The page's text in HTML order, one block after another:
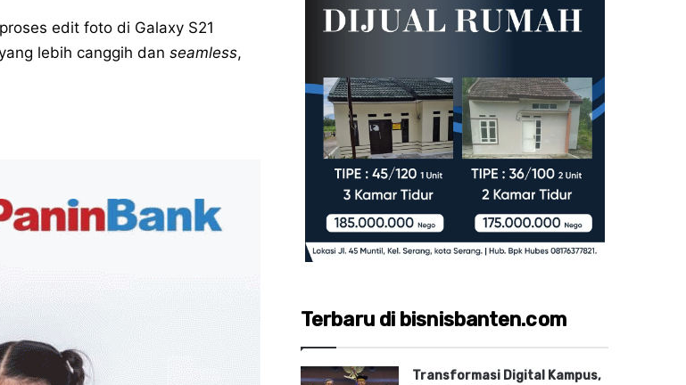
edit foto di Galaxy S21
lebih canggih dan seamless,
Terbaru di bisnisbanten.com
Transformasi Digital Kampus,